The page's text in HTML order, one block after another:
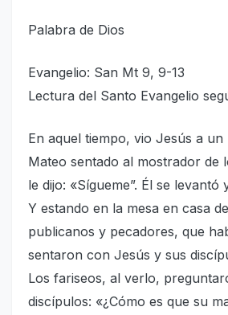
Palabra de Dios
Evangelio: San Mt 9, 9-13
Lectura del Santo Evangelio
En aquel tiempo, vio Jesús a
Mateo sentado al mostrador de
le dijo: «Sígueme”. Él se levantó
Y estando en la mesa en casa
publicanos y pecadores, que
sentaron con Jesús y sus
Los fariseos, al verlo,
discípulos: «¿Cómo es que su